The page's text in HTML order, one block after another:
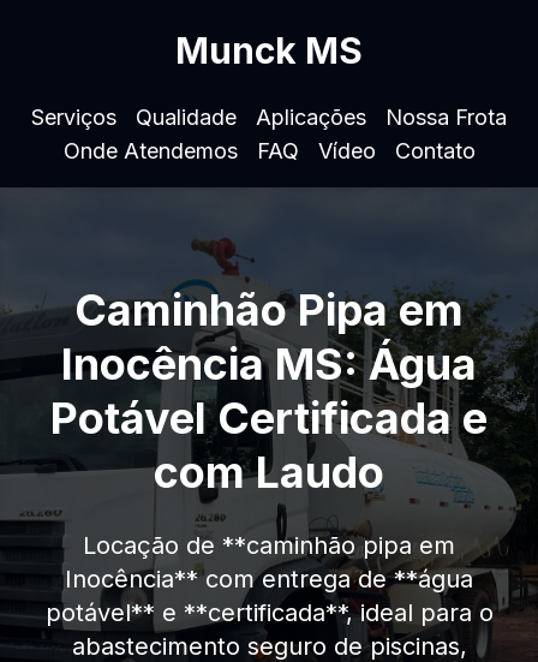
Munck MS
Serviços Qualidade Aplicações
Nossa Frota
Onde Atendemos
FAQ Vídeo Contato
Caminhão Pipa em
Inocência MS: Água
Potável Certificada e
com Laudo
Locação de **caminhão pipa em
Inocência** com entrega de **água
potável** e **certificada**, ideal para o
abastecimento seguro de piscinas,